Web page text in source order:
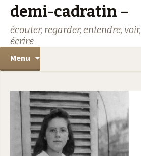
demi-cadratin –
écouter, regarder, entendre,
écrire
Menu
au